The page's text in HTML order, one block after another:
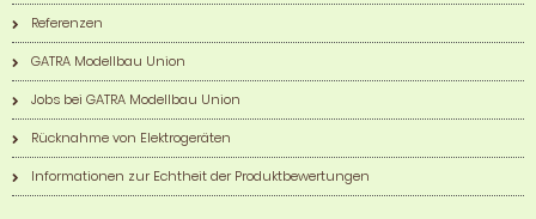
Referenzen
GATRA Modellbau Union
Jobs bei GATRA Modellbau Union
Rücknahme von Elektrogeräten
Informationen zur Echtheit der Produktbewertungen